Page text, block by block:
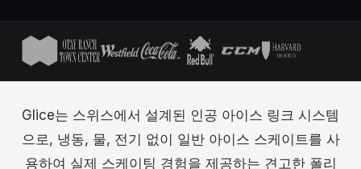
Glice는 스위스에서 설계된 인공 아이스 링크 시스템
으로, 냉동, 물, 전기 없이 일반 아이스 스케이트를 사
용하여 실제 스케이팅 경험을 제공하는 견고한 폴리